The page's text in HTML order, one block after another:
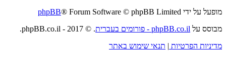
מופעל על ידי
phpBB® Forum Software © phpBB Limited
מבוסס על phpBB.co.il - פורומים בעברית
. © 2017 - phpBB.co.il.
מדיניות הפרטיות | תנאי שימוש באתר